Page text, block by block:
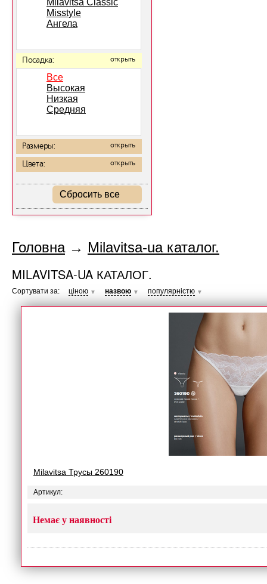
Milavitsa Classic
Misstyle
Ангела
Посадка: открыть
Все
Высокая
Низкая
Средняя
Размеры: открыть
Цвета: открыть
Сбросить все
Головна→ Milavitsa-ua каталог.
MILAVITSA-UA КАТАЛОГ.
Сортувати за: ціною ▼ назвою ▼ популярністю ▼
Milavitsa Трусы 260190
Артикул:
Немає у наявності